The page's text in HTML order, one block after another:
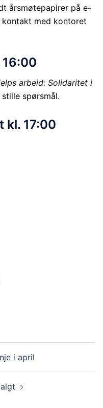
årsmøtepapirer på e-
med kontoret
arbeid: Solidaritet i
spørsmål.
kl. 17:00
i april